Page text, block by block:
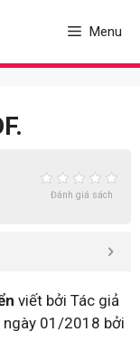
Menu
Đánh giá sách
viết bởi Tác giả
ngày 01/2018 bởi